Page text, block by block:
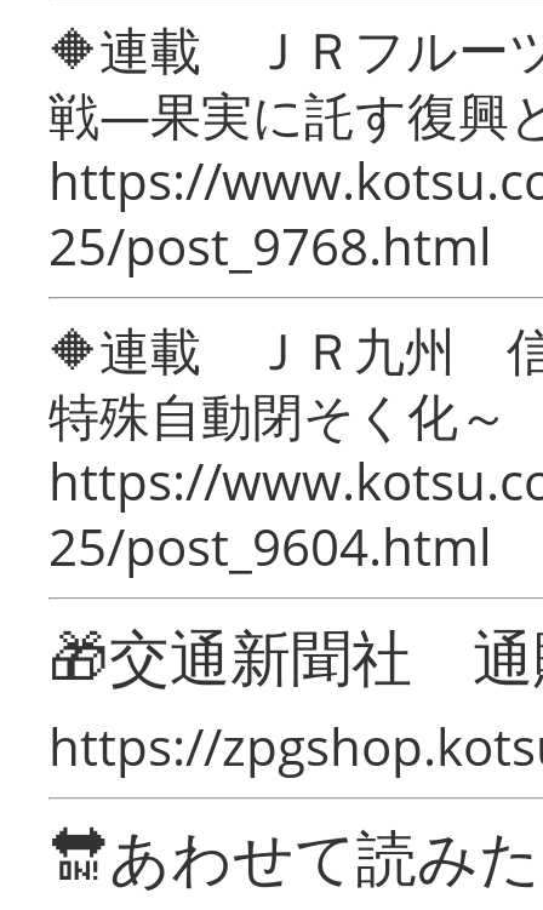
🔶連載 ＪＲフルー
戦―果実に託す復興
https://
25/post_9768.html
🔶連載 ＪＲ九州 信
特殊自動閉そく化～
https://
25/post_9604.html
🎁交通新聞社
https://
🔛あわせて読み